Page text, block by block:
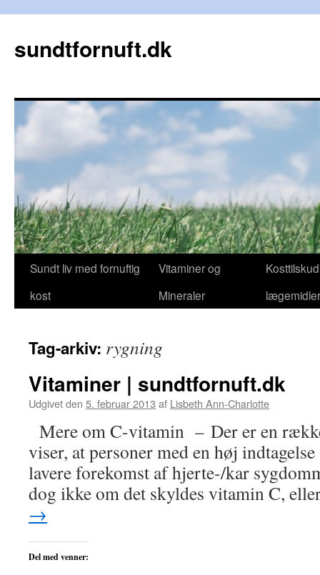
sundtfornuft.dk
Hop
Sundt liv med fornuftig
kost
Vitaminer og
Mineraler
lægemidler
Tag-arkiv: rygning
Vitaminer | sundtfornuft.dk
Udgivet den 5. februar 2013 af Lisbeth Ann-Charlotte
Mere om C-vitamin – Der er en
viser, at personer med en høj
lavere forekomst af hjerte-/kar
dog ikke om det skyldes vitamin C,
→
Del med venner: